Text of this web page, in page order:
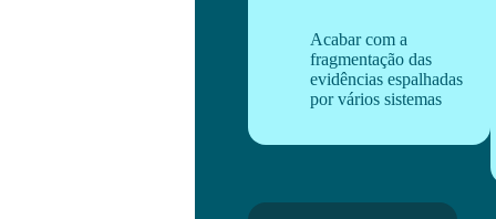
Acabar com a
fragmentação das
evidências espalhadas
por vários sistemas